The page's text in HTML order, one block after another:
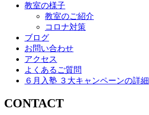
教室の様子
教室のご紹介
コロナ対策
ブログ
お問い合わせ
アクセス
よくあるご質問
６月入塾 ３大キャンペーンの詳細
CONTACT